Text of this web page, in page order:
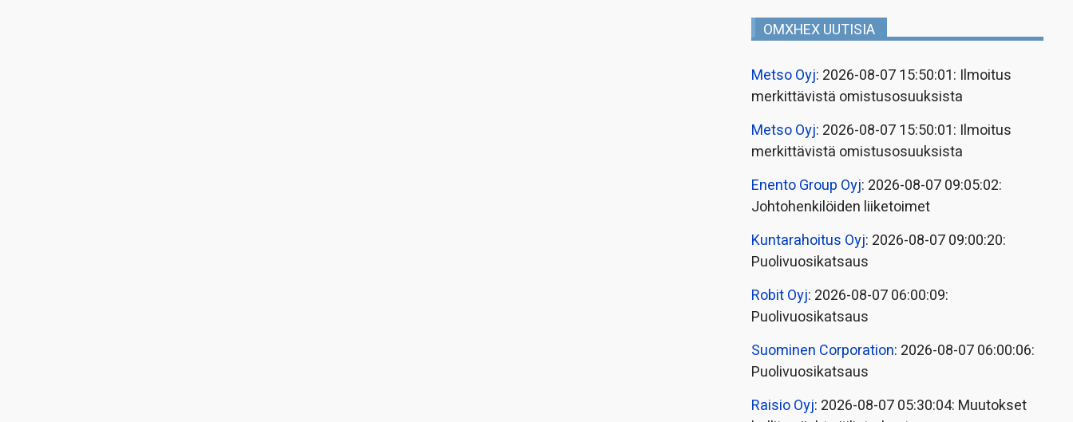
OMXHEX UUTISIA
Metso Oyj: 2026-08-07 15:50:01: Ilmoitus
merkittävistä omistusosuuksista
Metso Oyj: 2026-08-07 15:50:01: Ilmoitus
merkittävistä omistusosuuksista
Enento Group Oyj: 2026-08-07 09:05:02:
Johtohenkilöiden liiketoimet
Kuntarahoitus Oyj: 2026-08-07 09:00:20:
Puolivuosikatsaus
Robit Oyj: 2026-08-07 06:00:09:
Puolivuosikatsaus
Suominen Corporation: 2026-08-07 06:00:06:
Puolivuosikatsaus
Raisio Oyj: 2026-08-07 05:30:04: Muutokset